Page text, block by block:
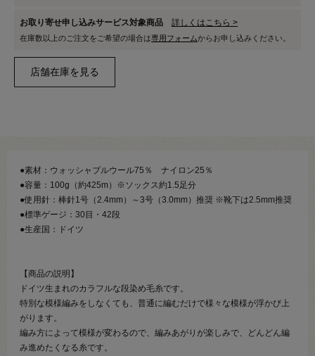
お取り寄せ申し込みサービス対象商品 詳しくはこちら >
在庫数以上のご注文をご希望の場合は専用フォームからお申し込みください。
●素材：ウォッシャブルウール75％ ナイロン25％
●容量：100g（約425m）※ソックス約1.5足分
●使用針：棒針1号（2.4mm）～3号（3.0mm）推奨 ※靴下は2.5mm推奨
●標準ゲージ：30目・42段
●生産国：ドイツ
【商品の説明】
ドイツ生まれのカラフルな段染め毛糸です。
特別な模様編みをしなくても、普通に編むだけで様々な模様が浮かび上
がります。
編み方によって模様が変わるので、編みあがりが楽しみで、どんどん編
み進めたくなる糸です。